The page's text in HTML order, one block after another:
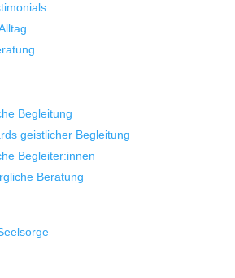
Begleitung
geistlicher Begleitung
Begleiter:innen
Beratung